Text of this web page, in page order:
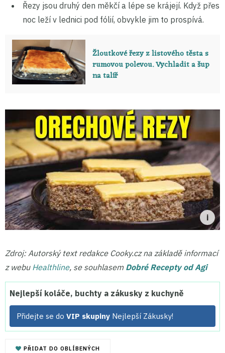
Řezy jsou druhý den měkčí a lépe se krájejí. Když přes
noc leží v lednici pod fólií, obvykle jim to prospívá.
Žloutkové řezy z listového těsta s
rumovou polevou. Vychladit a šup
na talíř
Zdroj: Autorský text redakce Cooky.cz na základě informací
z webu Healthline, se souhlasem Dobré Recepty od Agi
Nejlepší koláče, buchty a zákusky z kuchyně
Přidejte se do VIP skupiny Nejlepší Zákusky!
PŘIDAT DO OBLÍBENÝCH